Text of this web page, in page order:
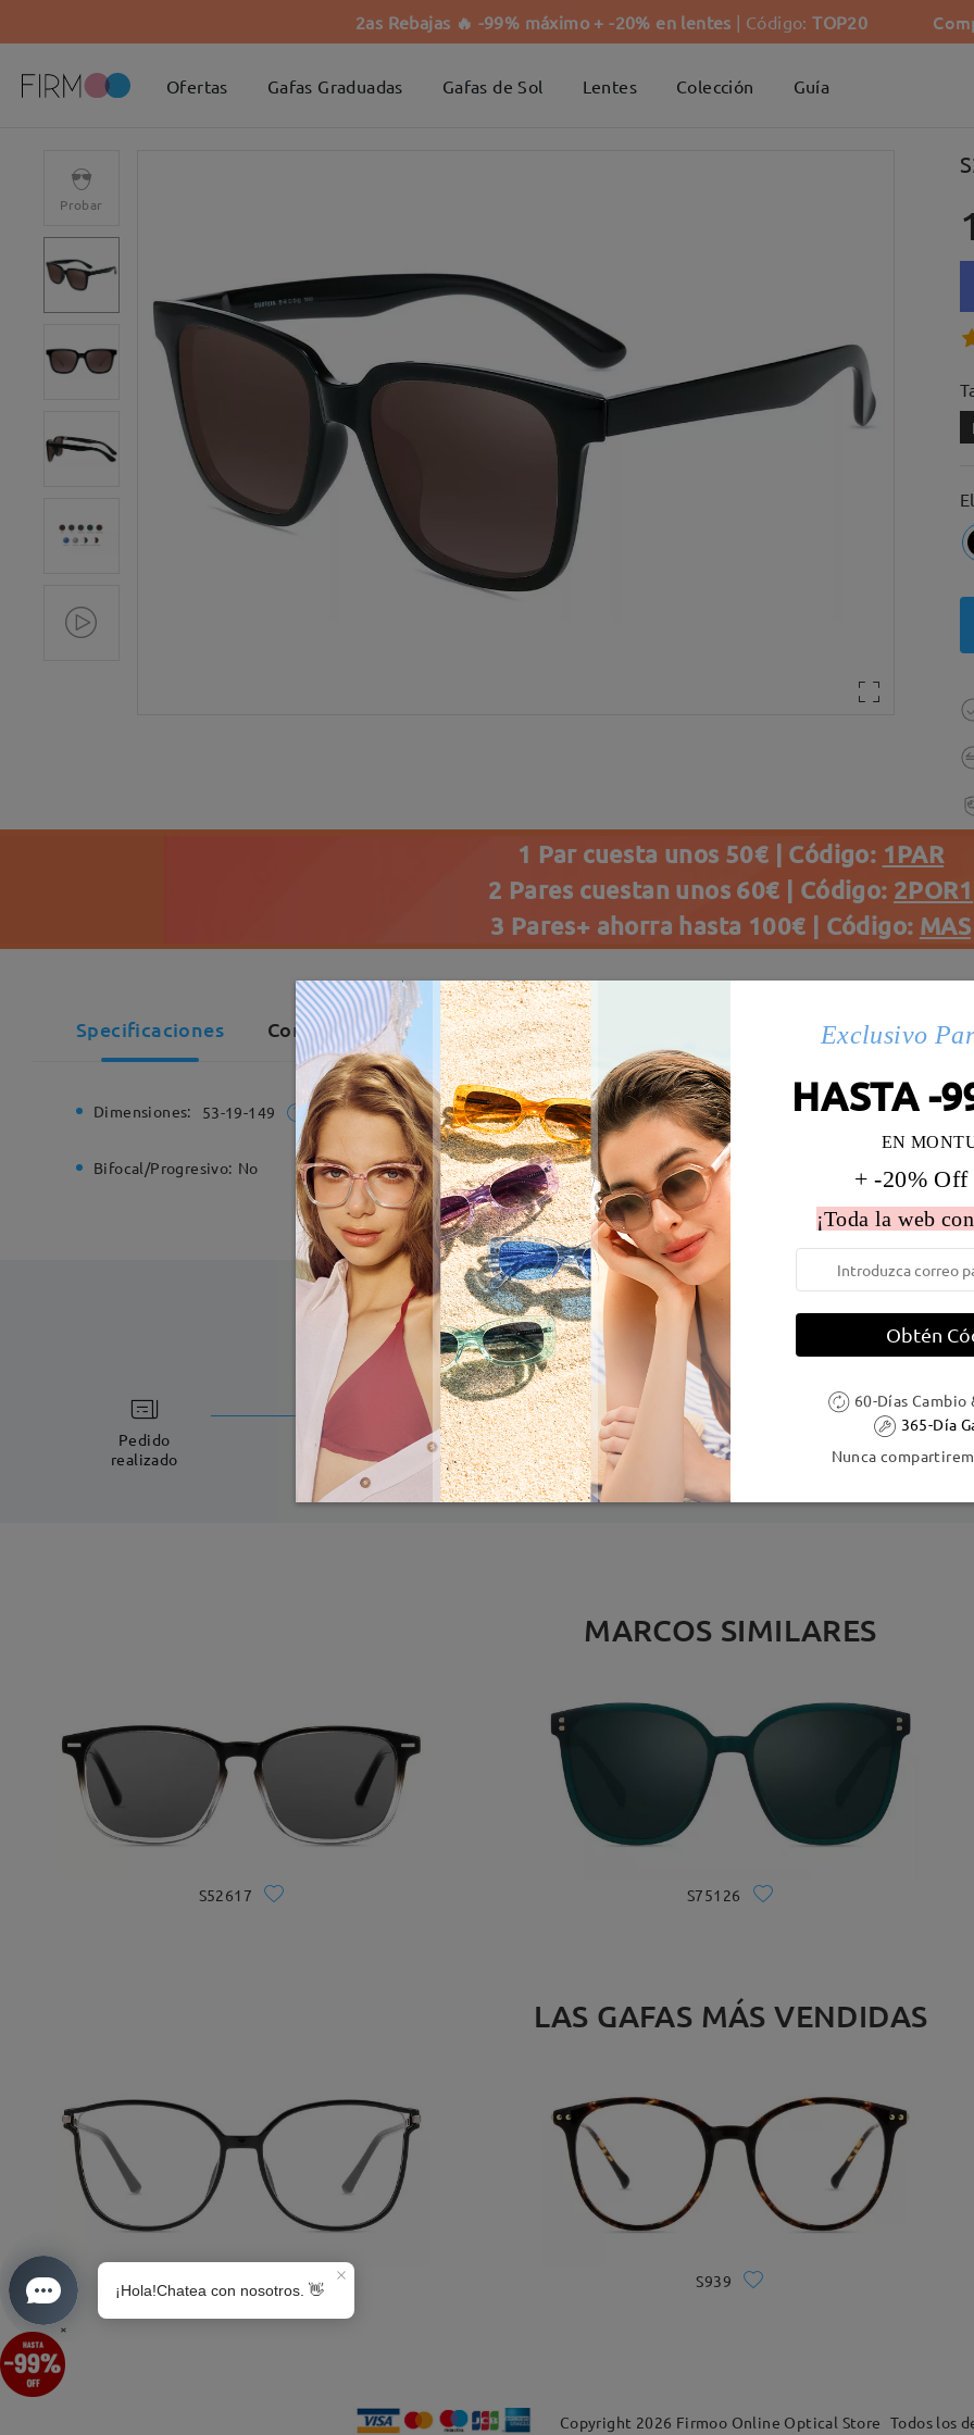
2as Rebajas 🔥 -99% máximo + -20% en lentes | Código:TOP20
Ofertas Gafas Graduadas Gafas de Sol Lentes Colección Guía
×
Probar
L
1 Par cuesta unos 50€ | Código: 1PAR
2 Pares cuestan unos 60€ | Código: 2POR1
3 Pares+ ahorra hasta 100€ | Código: MAS
Specificaciones Comentarios de Clientes(48)
Dimensiones: 53-19-149 Ancho de la montura: 136 mm (Largo) Diametro de lentes: 55 mm
Bifocal/Progresivo: No Bisagra de resorte: No Material de la montura: Tr
DELIVERY
Pedido
realizado
Fabricación
5-7 días laborales detalles
MARCOS SIMILARES
S52617 S75126
LAS GAFAS MÁS VENDIDAS
S939
Copyright 2026 Firmoo Online Optical Store Todos los
Exclusivo
HASTA -
EN
+ -20% Off
¡Toda la web
Obtén
60-Días Cambio
365-Día
Nunca